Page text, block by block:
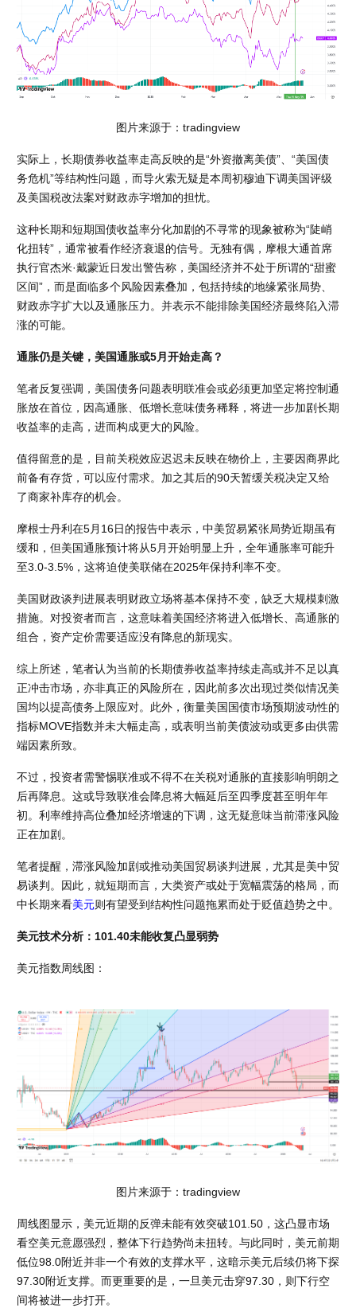
图片来源于：tradingview
实际上，长期债券收益率走高反映的是“外资撤离美债”、“美国债
务危机”等结构性问题，而导火索无疑是本周初穆迪下调美国评级
及美国税改法案对财政赤字增加的担忧。
这种长期和短期国债收益率分化加剧的不寻常的现象被称为“陡峭
化扭转”，通常被看作经济衰退的信号。无独有偶，摩根大通首席
执行官杰米·戴蒙近日发出警告称，美国经济并不处于所谓的“甜蜜
区间”，而是面临多个风险因素叠加，包括持续的地缘紧张局势、
财政赤字扩大以及通胀压力。并表示不能排除美国经济最终陷入滞
涨的可能。
通胀仍是关键，美国通胀或5月开始走高？
笔者反复强调，美国债务问题表明联准会或必须更加坚定将控制通
胀放在首位，因高通胀、低增长意味债务稀释，将进一步加剧长期
收益率的走高，进而构成更大的风险。
值得留意的是，目前关税效应迟迟未反映在物价上，主要因商界此
前备有存货，可以应付需求。加之其后的90天暂缓关税决定又给
了商家补库存的机会。
摩根士丹利在5月16日的报告中表示，中美贸易紧张局势近期虽有
缓和，但美国通胀预计将从5月开始明显上升，全年通胀率可能升
至3.0-3.5%，这将迫使美联储在2025年保持利率不变。
美国财政谈判进展表明财政立场将基本保持不变，缺乏大规模刺激
措施。对投资者而言，这意味着美国经济将进入低增长、高通胀的
组合，资产定价需要适应没有降息的新现实。
综上所述，笔者认为当前的长期债券收益率持续走高或并不足以真
正冲击市场，亦非真正的风险所在，因此前多次出现过类似情况美
国均以提高债务上限应对。此外，衡量美国国债市场预期波动性的
指标MOVE指数并未大幅走高，或表明当前美债波动或更多由供需
端因素所致。
不过，投资者需警惕联准或不得不在关税对通胀的直接影响明朗之
后再降息。这或导致联准会降息将大幅延后至四季度甚至明年年
初。利率维持高位叠加经济增速的下调，这无疑意味当前滞涨风险
正在加剧。
笔者提醒，滞涨风险加剧或推动美国贸易谈判进展，尤其是美中贸
易谈判。因此，就短期而言，大类资产或处于宽幅震荡的格局，而
中长期来看美元则有望受到结构性问题拖累而处于贬值趋势之中。
美元技术分析：101.40未能收复凸显弱势
美元指数周线图：
图片来源于：tradingview
周线图显示，美元近期的反弹未能有效突破101.50，这凸显市场
看空美元意愿强烈，整体下行趋势尚未扭转。与此同时，美元前期
低位98.0附近并非一个有效的支撑水平，这暗示美元后续仍将下探
97.30附近支撑。而更重要的是，一旦美元击穿97.30，则下行空
间将被进一步打开。